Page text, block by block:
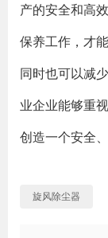
产的安全和高
保养工作，才
同时也可以减
业企业能够重
创造一个安全
旋风除尘器